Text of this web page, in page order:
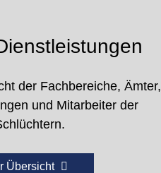
der Fachbereiche, Ämter,
und Mitarbeiter der
Übersicht